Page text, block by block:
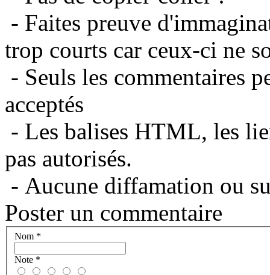
- Faites preuve
trop courts car ceux-ci ne
- Seuls les commentaires
acceptés
- Les balises HTML, les
pas autorisés.
- Aucune diffamation ou
Poster un commentaire
Nom *
Note *